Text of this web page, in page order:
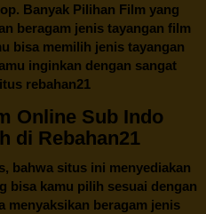
Banyak Pilihan Film yang
beragam jenis tayangan film
bisa memilih jenis tayangan
inginkan dengan sangat
rebahan21
Online Sub Indo
di Rebahan21
bahwa situs ini menyediakan
bisa kamu pilih sesuai dengan
menyaksikan beragam jenis